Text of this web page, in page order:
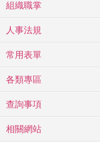
組織職掌
人事法規
常用表單
各類專區
查詢事項
相關網站